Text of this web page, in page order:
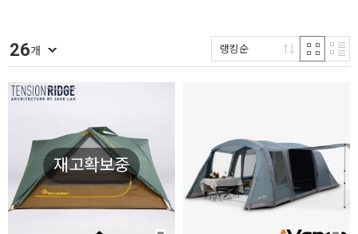
26개 랭킹순
재고확보중